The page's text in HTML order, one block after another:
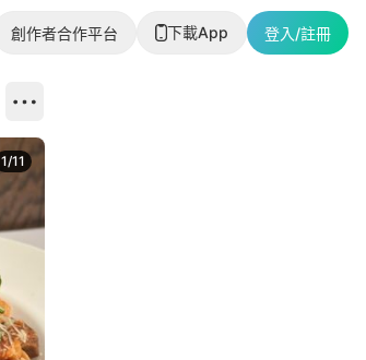
創作者合作平台 下載App 登入/註冊
1/11